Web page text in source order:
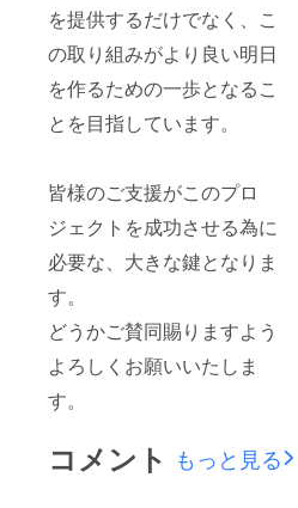
を提供するだけでなく、こ
の取り組みがより良い明日
を作るための一歩となるこ
とを目指しています。
皆様のご支援がこのプロ
ジェクトを成功させる為に
必要な、大きな鍵となりま
す。
どうかご賛同賜りますよう
よろしくお願いいたしま
す。
コメント もっと見る